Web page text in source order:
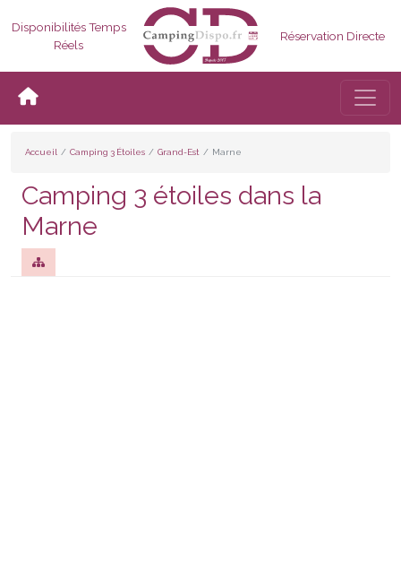
Disponibilités Temps
Réels
Réservation Directe
Accueil Camping 3 Étoiles Grand-Est Marne
Camping 3 étoiles dans la
Marne